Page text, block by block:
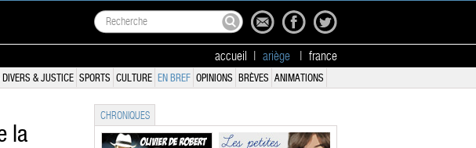
accueil ariège france
DIVERS & JUSTICE SPORTS CULTURE EN BREF OPINIONS BRÈVES ANIMATIONS
la
CHRONIQUES